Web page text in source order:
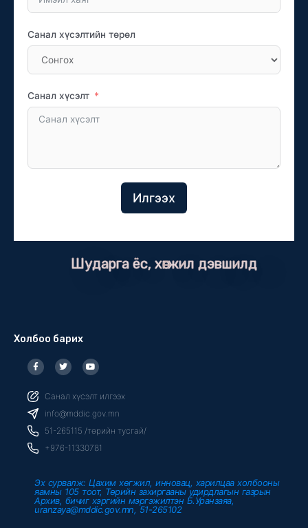
Санал хүсэлтийн төрөл
Санал хүсэлт
Илгээх
Шударга ёс, хөгжил дэвшилд
Холбоо барих
F
a
c
b
o
o
k
f
T
w
i
t
r
Y
o
u
u
e
Санал хүсэлт илгээх
info@mddic.gov.mn
51-265115 /төрийн тусгай/
+976-11330781
Эх сурвалж: Цахим хөгжил, инновац, харилцаа холбооны
яамны 105 тоот, Төрийн захиргааны удирдлагын газрын
Архив, бичиг хэргийн мэргэжилтэн Б.Уранзаяа,
uranzaya@mddic.gov.mn, 51-265102